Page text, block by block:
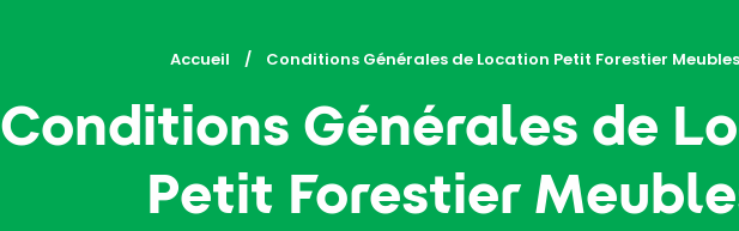
Accueil Current:
Conditions Générales de Location Petit Forestier Meubles
Conditions Générales de
Petit Forestier